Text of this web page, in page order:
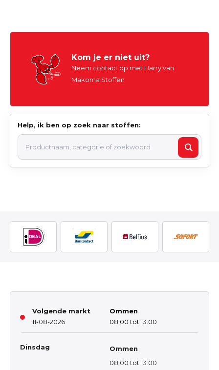
Kom je er niet uit?
Neem contact op met Harry van
Makoma Stoffen
Help, ik ben op zoek naar stoffen:
Volgende markt
11-08-2026
Ommen
08:00 tot 13:00
Dinsdag
Ommen
08:00 tot 13:00